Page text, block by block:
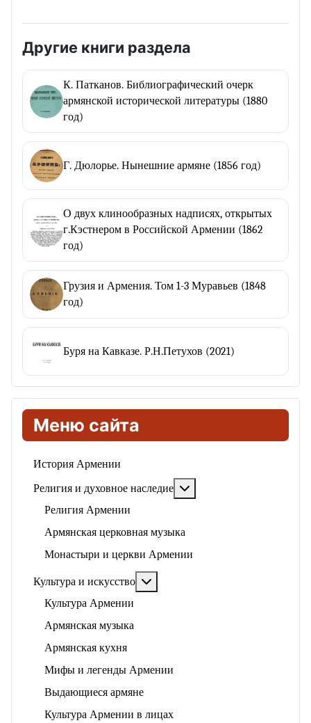
Меню сайта
История Армении
Религия и духовное наследие
Религия Армении
Армянская церковная музыка
Монастыри и церкви Армении
Культура и искусство
Культура Армении
Армянская музыка
Армянская кухня
Мифы и легенды Армении
Выдающиеся армяне
Культура Армении в лицах
Другие книги раздела
К. Патканов. Библиографический очерк
армянской исторической литературы (1880
год)
Г. Дюлорье. Нынешние армяне (1856 год)
О двух клинообразных надписях, открытых
г.Кэстнером в Российской Армении (1862
год)
Грузия и Армения. Том 1-3 Муравьев (1848
год)
Буря на Кавказе. Р.Н.Петухов (2021)